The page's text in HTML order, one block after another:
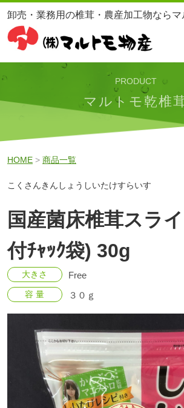
卸売・業務用の椎茸・農産加工物ならマ
PRODUCT
マルトモ乾椎
HOME > 商品一覧
こくさんきんしょうしいたけすらいす
国産菌床椎茸スラ
付ﾁｬｯｸ袋) 30g
大きさ Free
容 量 ３０ｇ